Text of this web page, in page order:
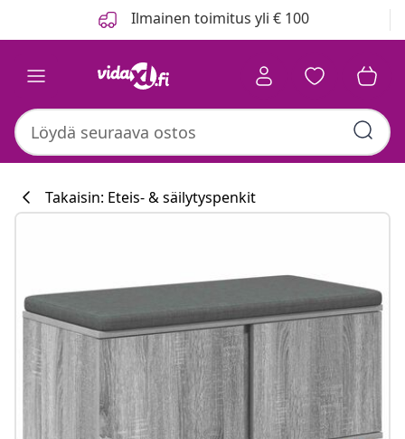
Ilmainen toimitus yli € 100
#sharemevidaxl
Takaisin: Eteis- & säilytyspenkit